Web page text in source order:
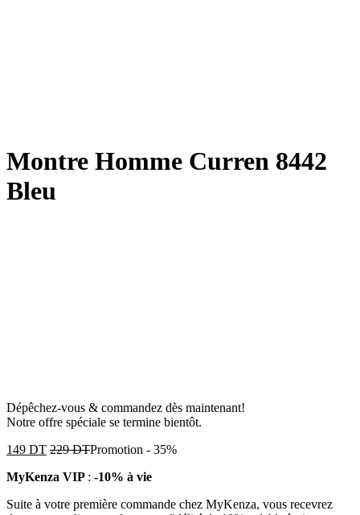
Montre Homme Curren 8442
Bleu
Dépêchez-vous & commandez dès maintenant!
Notre offre spéciale se termine bientôt.
149 DT 229DTPromotion - 35%
MyKenza VIP : -10% à vie
Suite à votre première commande chez MyKenza, vous recevrez